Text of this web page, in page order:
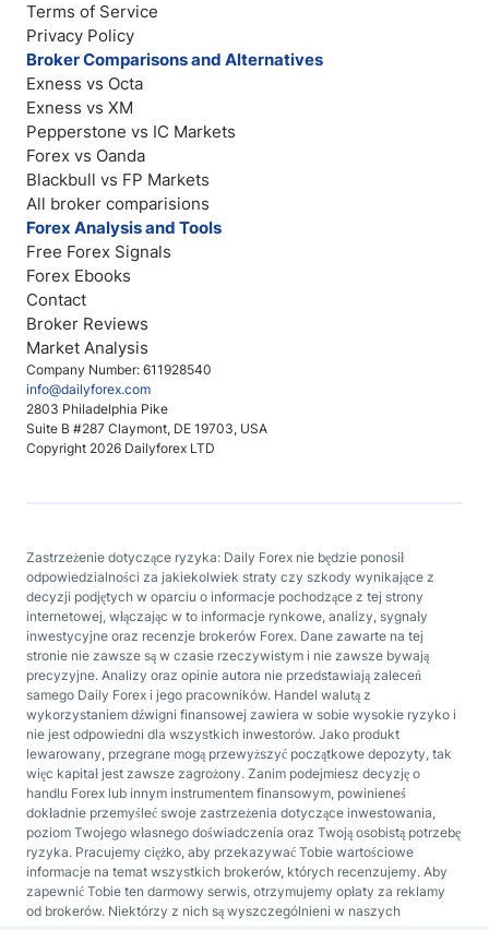
Company Number: 611928540
info@dailyforex.com
2803 Philadelphia Pike
Suite B #287 Claymont, DE 19703, USA
Copyright 2026 Dailyforex LTD
Terms of Service
Privacy Policy
Broker Comparisons and Alternatives
Exness vs Octa
Exness vs XM
Pepperstone vs IC Markets
Forex vs Oanda
Blackbull vs FP Markets
All broker comparisions
Forex Analysis and Tools
Free Forex Signals
Forex Ebooks
Contact
Broker Reviews
Market Analysis
Zastrzeżenie dotyczące ryzyka: Daily Forex nie będzie ponosił
odpowiedzialności za jakiekolwiek straty czy szkody wynikające z
decyzji podjętych w oparciu o informacje pochodzące z tej strony
internetowej, włączając w to informacje rynkowe, analizy, sygnały
inwestycyjne oraz recenzje brokerów Forex. Dane zawarte na tej
stronie nie zawsze są w czasie rzeczywistym i nie zawsze bywają
precyzyjne. Analizy oraz opinie autora nie przedstawiają zaleceń
samego Daily Forex i jego pracowników. Handel walutą z
wykorzystaniem dźwigni finansowej zawiera w sobie wysokie ryzyko i
nie jest odpowiedni dla wszystkich inwestorów. Jako produkt
lewarowany, przegrane mogą przewyższyć początkowe depozyty, tak
więc kapitał jest zawsze zagrożony. Zanim podejmiesz decyzję o
handlu Forex lub innym instrumentem finansowym, powinieneś
dokładnie przemyśleć swoje zastrzeżenia dotyczące inwestowania,
poziom Twojego własnego doświadczenia oraz Twoją osobistą potrzebę
ryzyka. Pracujemy ciężko, aby przekazywać Tobie wartościowe
informacje na temat wszystkich brokerów, których recenzujemy. Aby
zapewnić Tobie ten darmowy serwis, otrzymujemy opłaty za reklamy
od brokerów. Niektórzy z nich są wyszczególnieni w naszych